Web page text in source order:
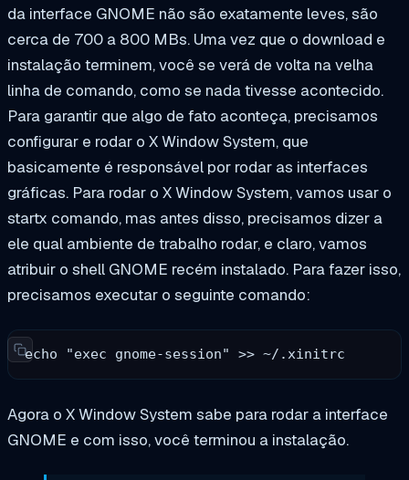
da interface GNOME não são exatamente leves, são
cerca de 700 a 800 MBs. Uma vez que o download e
instalação terminem, você se verá de volta na velha
linha de comando, como se nada tivesse acontecido.
Para garantir que algo de fato aconteça, precisamos
configurar e rodar o X Window System, que
basicamente é responsável por rodar as interfaces
gráficas. Para rodar o X Window System, vamos usar o
startx comando, mas antes disso, precisamos dizer a
ele qual ambiente de trabalho rodar, e claro, vamos
atribuir o shell GNOME recém instalado. Para fazer isso,
precisamos executar o seguinte comando:
echo "exec gnome-session" >> ~/.xinitrc
Agora o X Window System sabe para rodar a interface
GNOME e com isso, você terminou a instalação.